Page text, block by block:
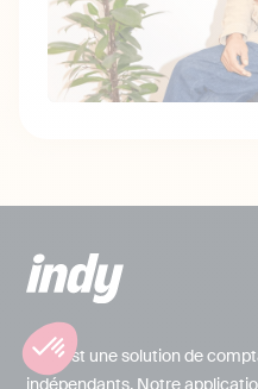
Indy est une solution de
indépendants. Notre